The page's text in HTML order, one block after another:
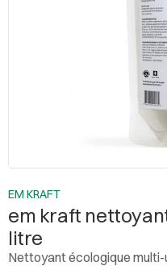
EM KRAFT
em kraft
litre
Nettoyant écologique multi-